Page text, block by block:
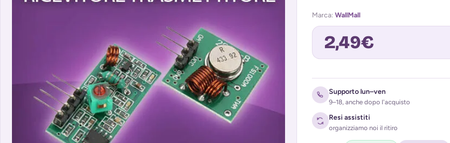
Marca: WallMall
2,49€
Supporto lun–ven
9–18, anche dopo l'acquisto
Resi assistiti
organizziamo noi il ritiro